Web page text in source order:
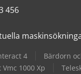
456
4
Bärdorn
1000 Xp